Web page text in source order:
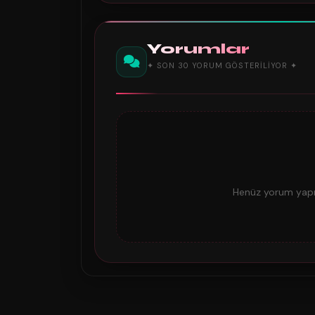
Yorumlar
✦ SON 30 YORUM GÖSTERILIYOR ✦
Henüz yorum